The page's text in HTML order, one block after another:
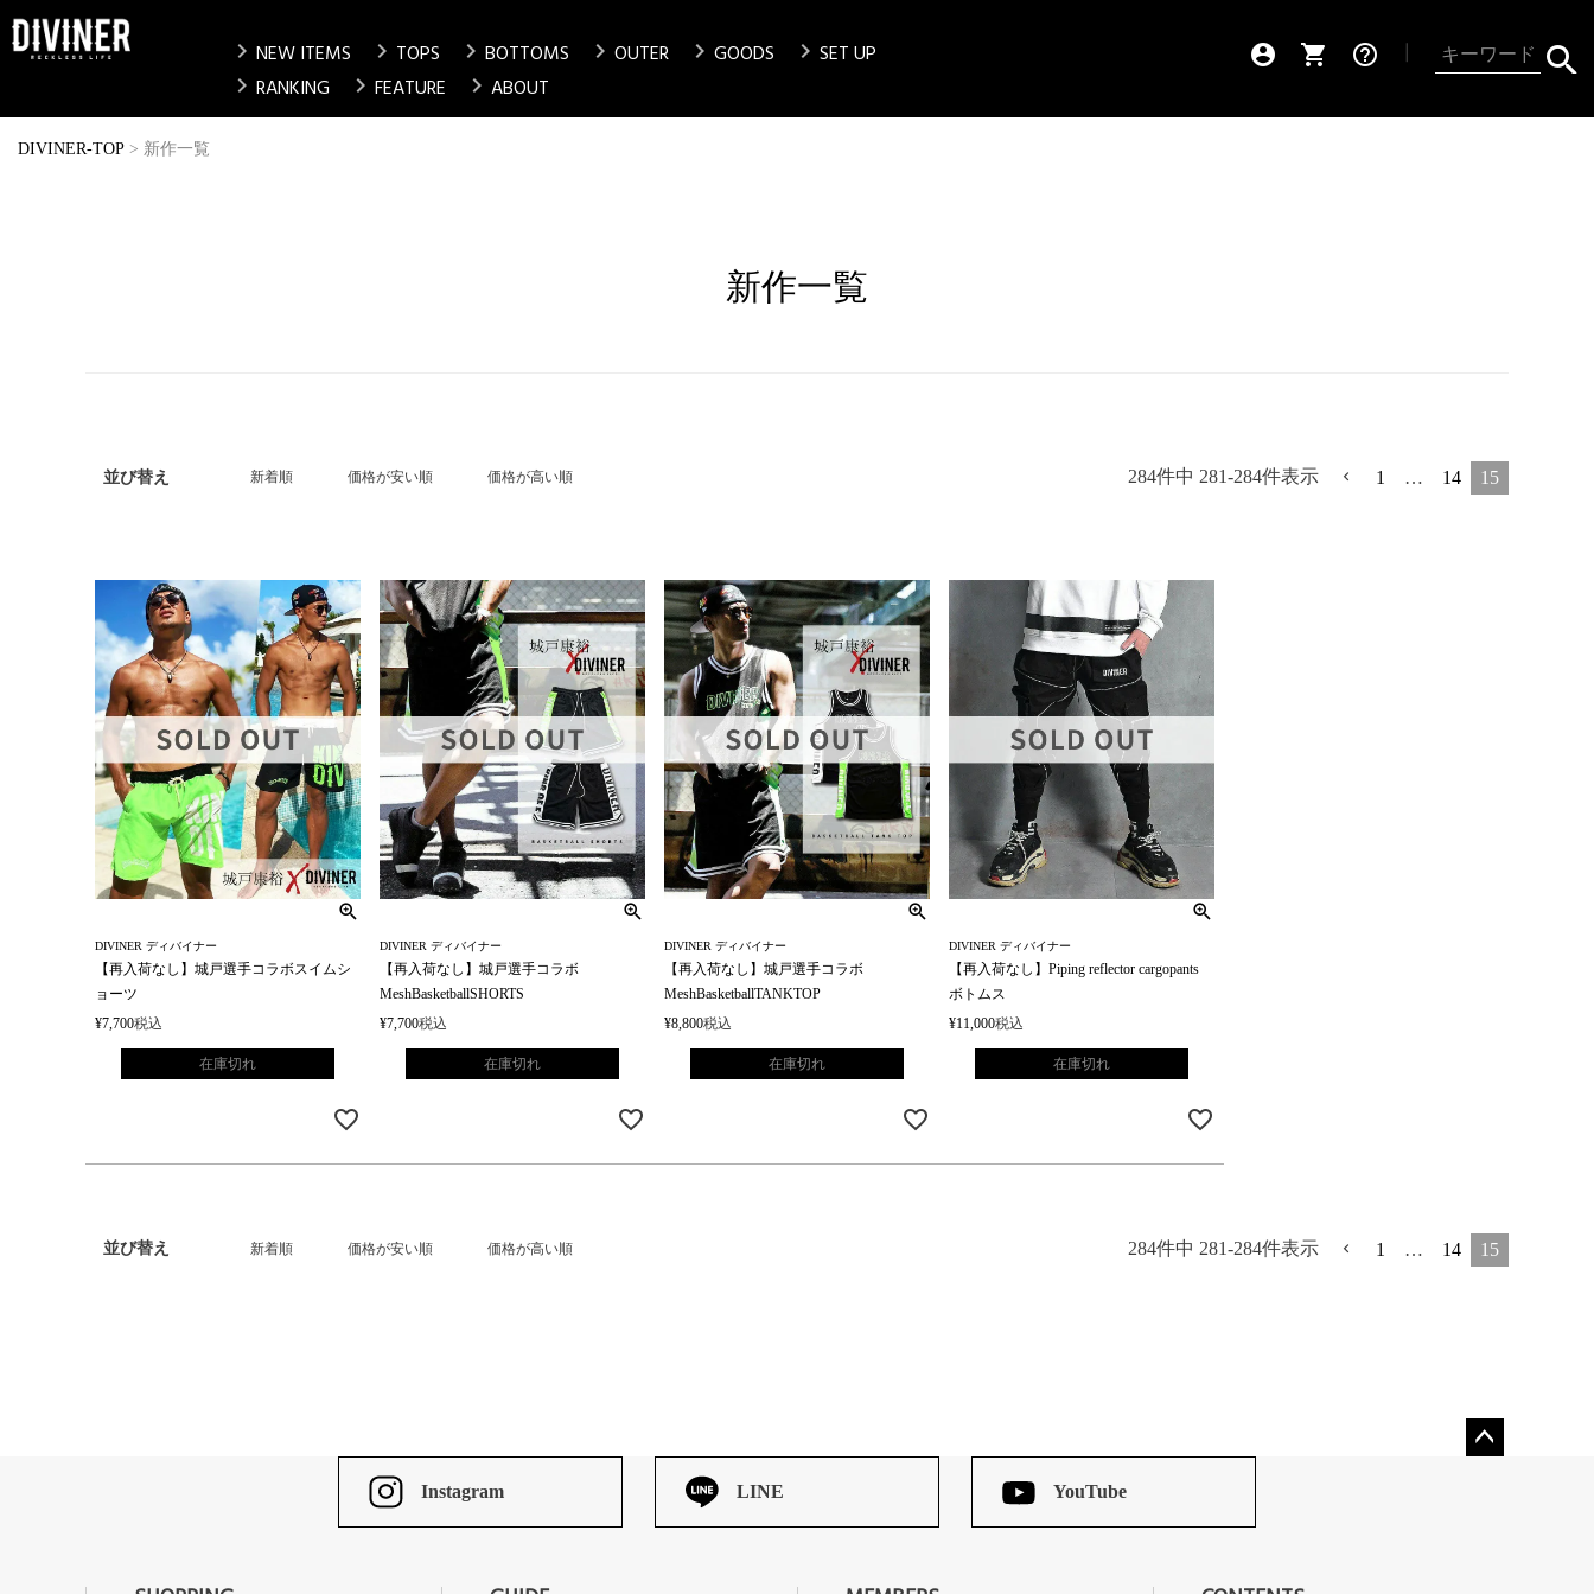
chevron_right NEW ITEMS chevron_right TOPS chevron_right BOTTOMS chevron_right OUTER chevron_right GOODS chevron_right SET UP
chevron_right RANKING chevron_right FEATURE chevron_right ABOUT
account_circle shopping_cart help_outline
DIVINER-TOP 新作一覧
新作一覧
並び替え 新着順 価格が安い順 価格が高い順 284件中 281-284件表示 1 … 14 15
DIVINER ディバイナー
【再入荷なし】城戸選手コラボスイムシ
ョーツ
¥7,700税込
在庫切れ
DIVINER ディバイナー
【再入荷なし】城戸選手コラボ
MeshBasketballSHORTS
¥7,700税込
在庫切れ
DIVINER ディバイナー
【再入荷なし】城戸選手コラボ
MeshBasketballTANKTOP
¥8,800税込
在庫切れ
DIVINER ディバイナー
【再入荷なし】Piping reflector cargopants
ボトムス
¥11,000税込
在庫切れ
並び替え 新着順 価格が安い順 価格が高い順 284件中 281-284件表示 1 … 14 15
Instagram LINE YouTube